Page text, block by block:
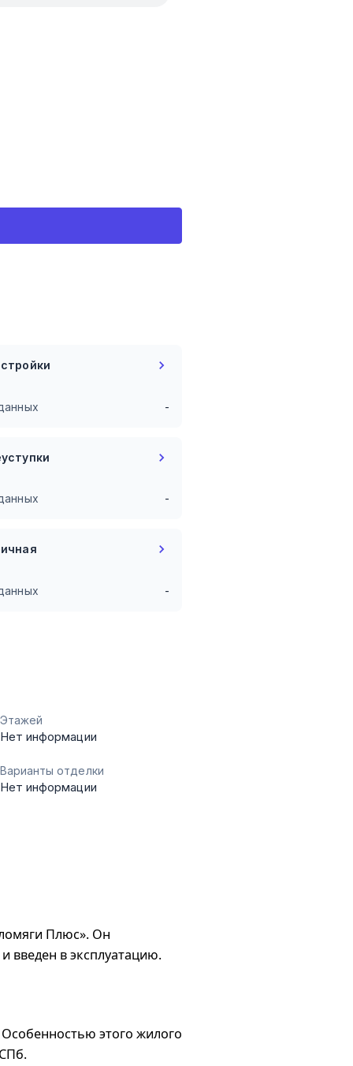
-
-
-
Этажей
Нет информации
Варианты отделки
Нет информации
Плюс». Он
введен в эксплуатацию.
этого жилого